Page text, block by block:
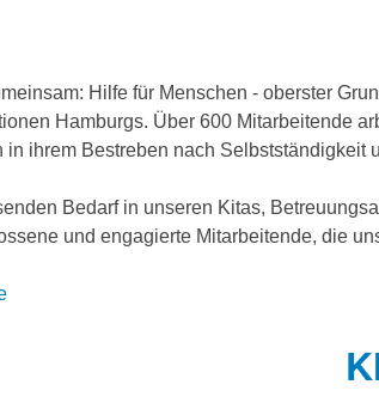
Hilfe für Menschen - oberster
Hamburgs. Über 600 Mitarbeitende
ihrem Bestreben nach Selbstständigkeit
Bedarf in unseren Kitas,
und engagierte Mitarbeitende, die